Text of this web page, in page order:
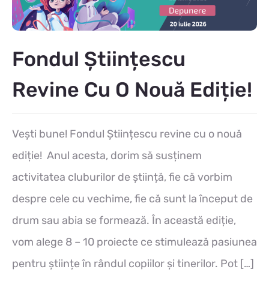
Fondul Științescu
Revine Cu O Nouă Ediție!
Vești bune! Fondul Științescu revine cu o nouă
ediție! Anul acesta, dorim să susținem
activitatea cluburilor de știință, fie că vorbim
despre cele cu vechime, fie că sunt la început de
drum sau abia se formează. În această ediție,
vom alege 8 – 10 proiecte ce stimulează pasiunea
pentru științe în rândul copiilor și tinerilor. Pot […]